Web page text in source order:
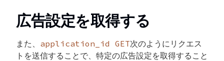
広告設定を取得する
また、 application_id GET次のようにリクエス
トを送信することで、特定の広告設定を取得すること